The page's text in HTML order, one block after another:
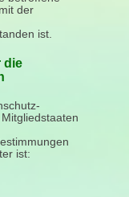
der
ist.
die
ist: